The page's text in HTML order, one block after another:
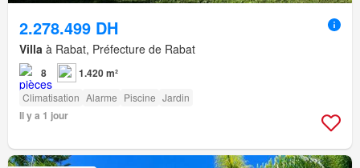
2.278.499 DH
Villa à Rabat, Préfecture de Rabat
8 1.420 m²
Climatisation Alarme Piscine Jardin
Il y a 1 jour